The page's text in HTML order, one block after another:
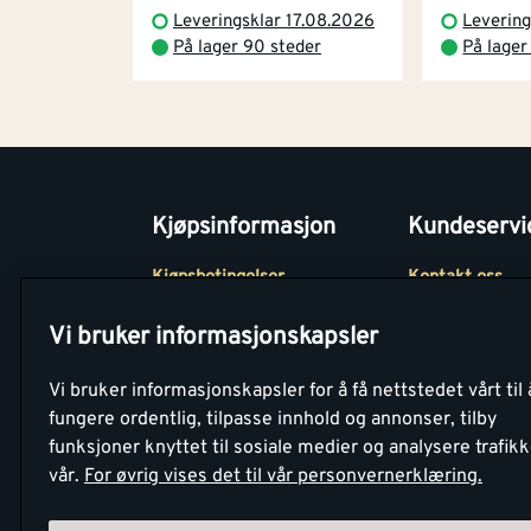
Leveringsklar 17.08.2026
På lager 90 steder
På
Kjøpsinformasjon
Kjøpsbetingelser
Betaling
Retur- og
angrerettsskjema
Kontakt oss
Montér Bedrift
Vi bruker informasjonskapsler
Vi bruker informasjonskapsler for å få nettstedet vårt til
fungere ordentlig, tilpasse innhold og annonser, tilby
funksjoner knyttet til sosiale medier og analysere
vår. For øvrig vises det til vår personvernerklæring.